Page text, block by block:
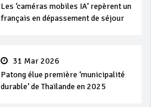
Les ‘caméras mobiles IA’ repèrent un
français en dépassement de séjour
31 Mar 2026
Patong élue première ‘municipalité
durable’ de Thaïlande en 2025